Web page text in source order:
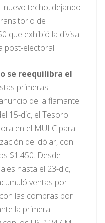
nuevo techo, dejando
de
que exhibió la divisa
post-electoral.
se reequilibra el
primeras
de la flamante
15-dic, el Tesoro
en el MULC para
del dólar, con
$1.450. Desde
hasta el 23-dic,
ventas por
las compras por
la primera